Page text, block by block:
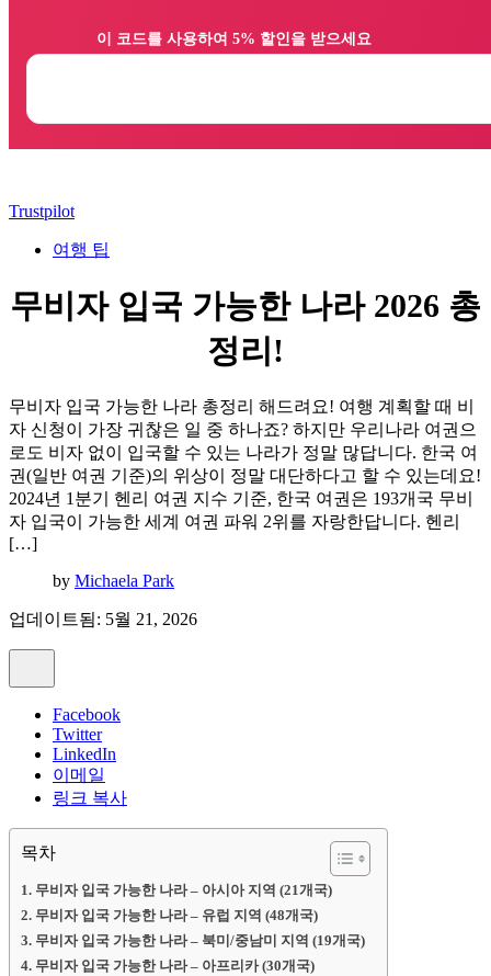
Trustpilot
여행 팁
무비자 입국 가능한 나라 2026 총
정리!
무비자 입국 가능한 나라 총정리 해드려요! 여행 계획할 때 비
자 신청이 가장 귀찮은 일 중 하나죠? 하지만 우리나라 여권으
로도 비자 없이 입국할 수 있는 나라가 정말 많답니다. 한국 여
권(일반 여권 기준)의 위상이 정말 대단하다고 할 수 있는데요!
2024년 1분기 헨리 여권 지수 기준, 한국 여권은 193개국 무비
자 입국이 가능한 세계 여권 파워 2위를 자랑한답니다. 헨리
[…]
by Michaela Park
업데이트됨: 5월 21, 2026
Facebook
Twitter
LinkedIn
이메일
링크 복사
목차
무비자 입국 가능한 나라 – 아시아 지역 (21개국)
무비자 입국 가능한 나라 – 유럽 지역 (48개국)
무비자 입국 가능한 나라 – 북미/중남미 지역 (19개국)
무비자 입국 가능한 나라 – 아프리카 (30개국)